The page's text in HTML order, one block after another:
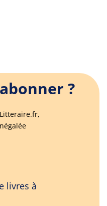
?
livres à